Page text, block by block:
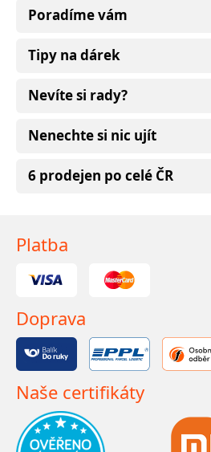
Poradíme vám
Tipy na dárek
Nevíte si rady?
Nenechte si nic ujít
6 prodejen po celé ČR
Platba
Doprava
Naše certifikáty